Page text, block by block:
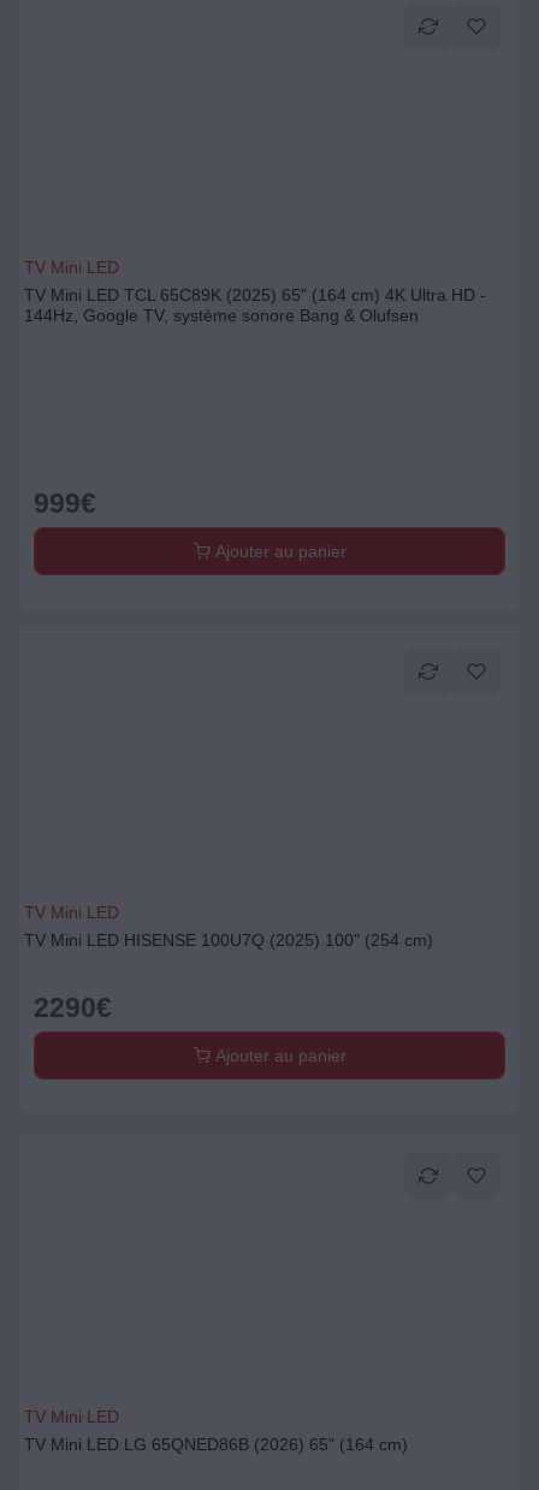
TV Mini LED
TV Mini LED TCL 65C89K (2025) 65" (164 cm) 4K Ultra HD -
144Hz, Google TV, système sonore Bang & Olufsen
999€
Ajouter au panier
TV Mini LED
TV Mini LED HISENSE 100U7Q (2025) 100" (254 cm)
2290€
Ajouter au panier
TV Mini LED
TV Mini LED LG 65QNED86B (2026) 65" (164 cm)